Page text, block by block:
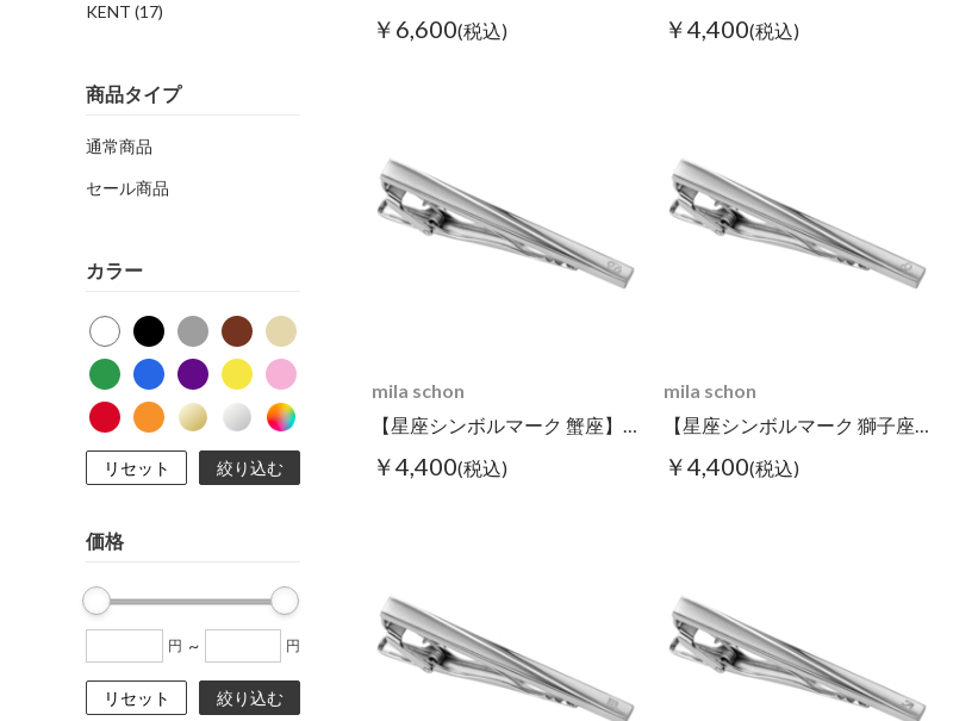
KENT (17)
商品タイプ
通常商品
セール商品
カラー
リセット 絞り込む
価格
円 ~ 円
リセット 絞り込む
￥6,600(税込) ￥4,400(税込)
mila schon
【星座シンボルマーク 蟹座】タイピン
￥4,400(税込)
mila schon
【星座シンボルマーク 獅子座】タイピン
￥4,400(税込)